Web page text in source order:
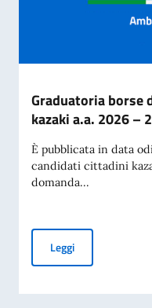
Graduatoria borse
kazaki a.a. 2026 –
È pubblicata in data
candidati cittadini
domanda...
LeggiGraduatoria